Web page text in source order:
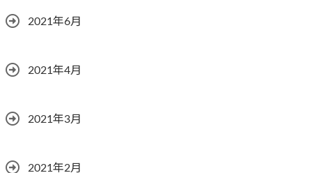
2021年6月
2021年4月
2021年3月
2021年2月